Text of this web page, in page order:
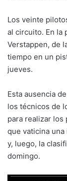
Los veinte
al circuito. En la
Verstappen, de
tiempo en un
jueves.
Esta ausencia
los técnicos de
para realizar
que vaticina
y, luego, la
domingo.